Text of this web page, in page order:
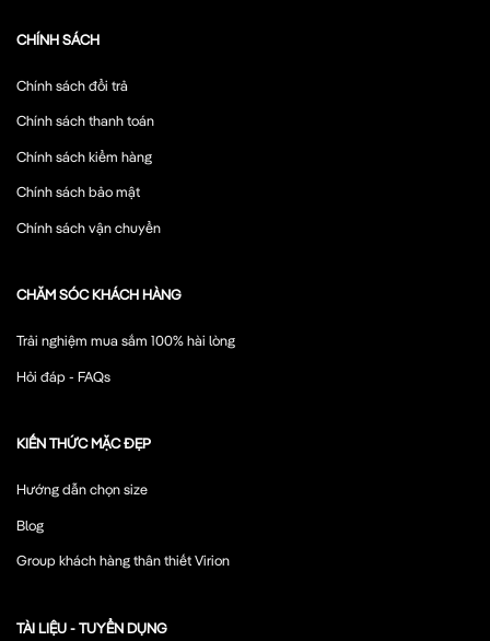
CHÍNH SÁCH
Chính sách đổi trả
Chính sách thanh toán
Chính sách kiểm hàng
Chính sách bảo mật
Chính sách vận chuyển
CHĂM SÓC KHÁCH HÀNG
Trải nghiệm mua sắm 100% hài lòng
Hỏi đáp - FAQs
KIẾN THỨC MẶC ĐẸP
Hướng dẫn chọn size
Blog
Group khách hàng thân thiết Virion
TÀI LIỆU - TUYỂN DỤNG